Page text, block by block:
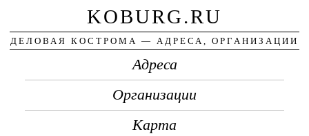
KOBURG.RU
ДЕЛОВАЯ КОСТРОМА — АДРЕСА, ОРГАНИЗАЦИИ
Адреса
Организации
Карта